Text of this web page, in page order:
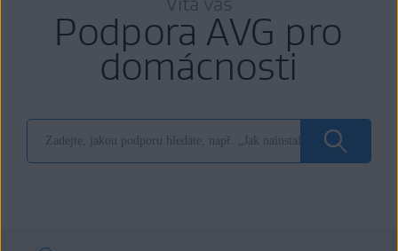
Podpora AVG pro
domácnosti